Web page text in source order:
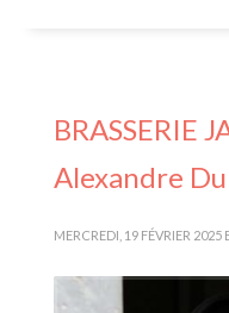
BRASSERIE
Alexandre
MERCREDI, 19 FÉVRIER 2025